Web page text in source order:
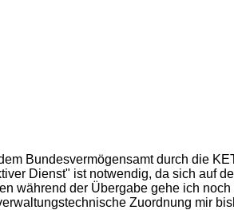
Bundesvermögensamt durch die
Dienst" ist notwendig, da sich auf
während der Übergabe gehe ich
Zuordnung mir